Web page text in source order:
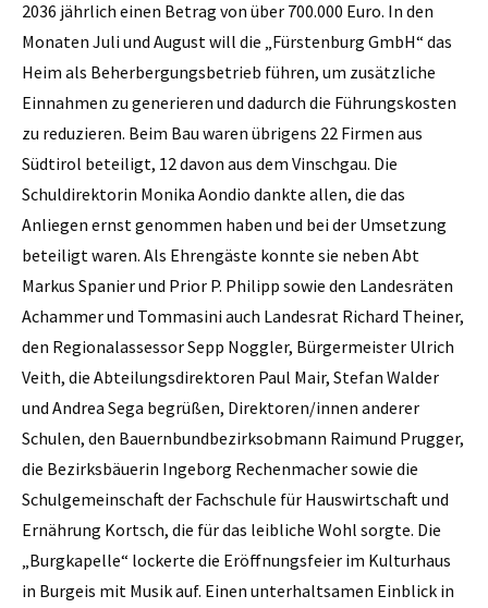
2036 jährlich einen Betrag von über 700.000 Euro. In den
Monaten Juli und August will die „Fürstenburg GmbH“ das
Heim als Beherbergungsbetrieb führen, um zusätzliche
Einnahmen zu generieren und dadurch die Führungskosten
zu reduzieren. Beim Bau waren übrigens 22 Firmen aus
Südtirol beteiligt, 12 davon aus dem Vinschgau. Die
Schuldirektorin Monika Aondio dankte allen, die das
Anliegen ernst genommen haben und bei der Umsetzung
beteiligt waren. Als Ehrengäste konnte sie neben Abt
Markus Spanier und Prior P. Philipp sowie den Landesräten
Achammer und Tommasini auch Landesrat Richard Theiner,
den Regionalassessor Sepp Noggler, Bürgermeister Ulrich
Veith, die Abteilungsdirektoren Paul Mair, Stefan Walder
und Andrea Sega begrüßen, Direktoren/innen anderer
Schulen, den Bauernbundbezirksobmann Raimund Prugger,
die Bezirksbäuerin Ingeborg Rechenmacher sowie die
Schulgemeinschaft der Fachschule für Hauswirtschaft und
Ernährung Kortsch, die für das leibliche Wohl sorgte. Die
„Burgkapelle“ lockerte die Eröffnungsfeier im Kulturhaus
in Burgeis mit Musik auf. Einen unterhaltsamen Einblick in